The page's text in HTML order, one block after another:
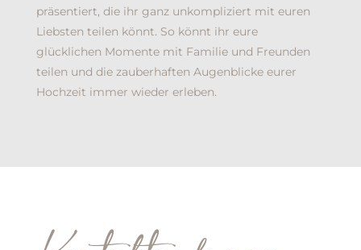
präsentiert, die ihr ganz unkompliziert mit euren
Liebsten teilen könnt. So könnt ihr eure
glücklichen Momente mit Familie und Freunden
teilen und die zauberhaften Augenblicke eurer
Hochzeit immer wieder erleben.